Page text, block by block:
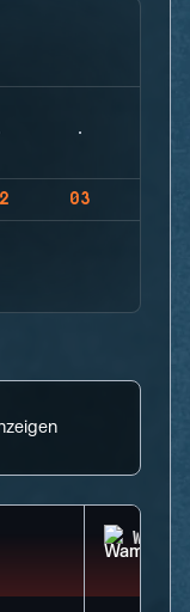
03
WAMAI